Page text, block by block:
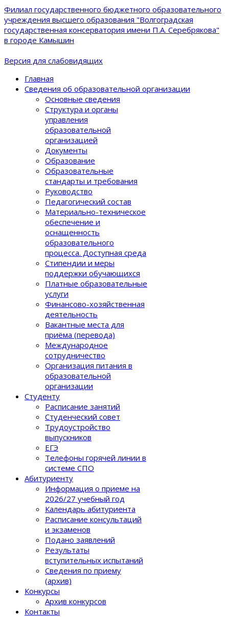
Филиал государственного бюджетного образовательного
учреждения высшего образования "Волгоградская
государственная консерватория имени П.А. Серебрякова"
в городе Камышин
Версия для слабовидящих
Главная
Сведения об образовательной организации
Основные сведения
Структура и органы
управления
образовательной
организацией
Документы
Образование
Образовательные
стандарты и требования
Руководство
Педагогический состав
Материально-техническое
обеспечение и
оснащенность
образовательного
процеcса. Доступная среда
Стипендии и меры
поддержки обучающихся
Платные образовательные
услуги
Финансово-хозяйственная
деятельность
Вакантные места для
приёма (перевода)
Международное
сотрудничество
Организация питания в
образовательной
организации
Студенту
Расписание занятий
Студенческий совет
Трудоустройство
выпускников
ЕГЭ
Телефоны горячей линии в
системе СПО
Абитуриенту
Информация о приеме на
2026/27 учебный год
Календарь абитуриента
Расписание консультаций
и экзаменов
Подано заявлений
Результаты
вступительных испытаний
Сведения по приему
(архив)
Конкурсы
Архив конкурсов
Контакты